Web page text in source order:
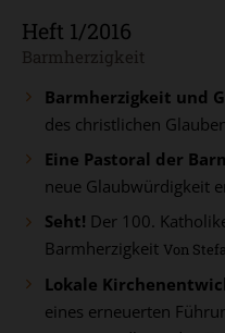
Heft 1/2016
:
Barmherzigkeit
Barmherzigkeit und
des christlichen
Eine Pastoral der
neue Glaubwürdigkeit
Seht! Der 100.
Barmherzigkeit Von
Lokale
eines erneuerten